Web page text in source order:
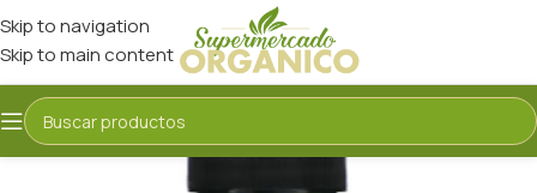
Skip to navigation
Skip to main content